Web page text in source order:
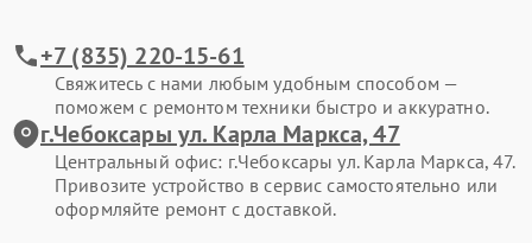
+7 (835) 220-15-61
Свяжитесь с нами любым удобным способом —
поможем с ремонтом техники быстро и аккуратно.
г.Чебоксары ул. Карла Маркса, 47
Центральный офис: г.Чебоксары ул. Карла Маркса, 47.
Привозите устройство в сервис самостоятельно или
оформляйте ремонт с доставкой.